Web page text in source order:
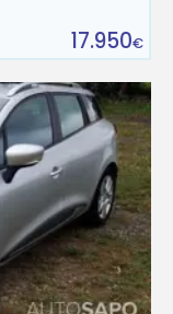
17.950€